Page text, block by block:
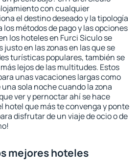
con cualquier
el destino deseado y la tipología
métodos de pago y las opciones
los hoteles en Furci Siculo se
en las zonas en las que se
turísticas populares, también se
lejos de las multitudes. Estos
unas vacaciones largas como
sola noche cuando la zona
ver y pernoctar ahí se hace
hotel que más te convenga y ponte
disfrutar de un viaje de ocio o de
mejores hoteles